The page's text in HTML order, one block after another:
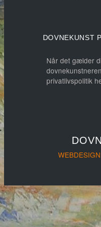
DOVNEKUNST
Når det gælder
privatlivspolitik